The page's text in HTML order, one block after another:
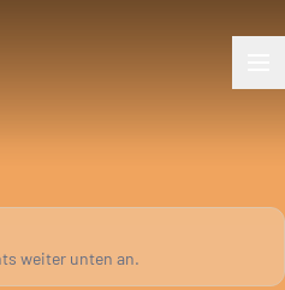
weiter unten an.